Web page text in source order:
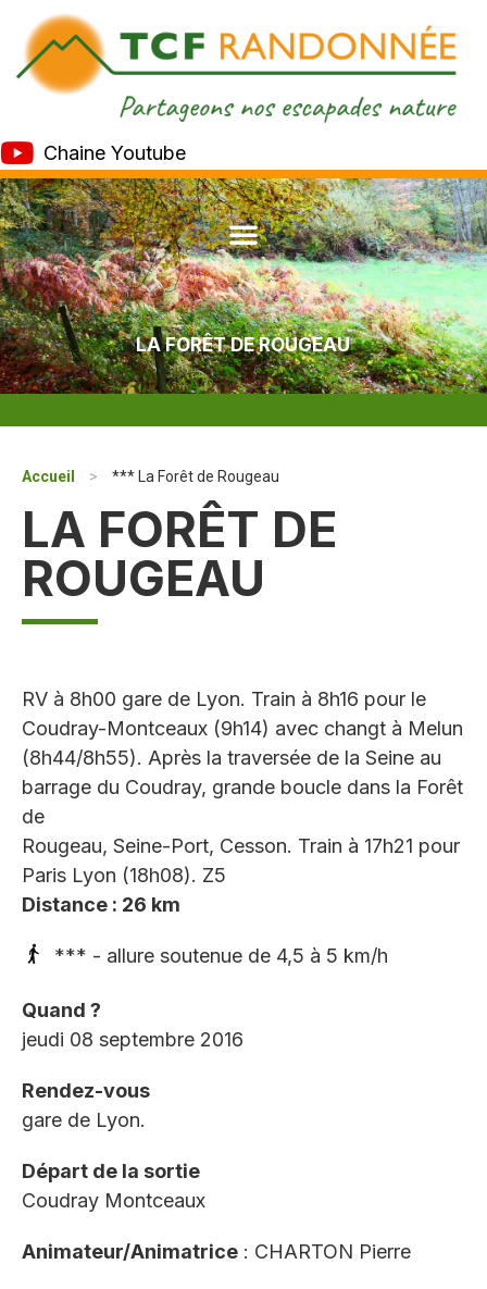
Chaine Youtube
LA FORÊT DE ROUGEAU
Accueil > *** La Forêt de Rougeau
LA FORÊT DE
ROUGEAU
RV à 8h00 gare de Lyon. Train à 8h16 pour le
Coudray-Montceaux (9h14) avec changt à Melun
(8h44/8h55). Après la traversée de la Seine au
barrage du Coudray, grande boucle dans la Forêt
de
Rougeau, Seine-Port, Cesson. Train à 17h21 pour
Paris Lyon (18h08). Z5
Distance : 26 km
*** - allure soutenue de 4,5 à 5 km/h
Quand ?
jeudi 08 septembre 2016
Rendez-vous
gare de Lyon.
Départ de la sortie
Coudray Montceaux
Animateur/Animatrice : CHARTON Pierre